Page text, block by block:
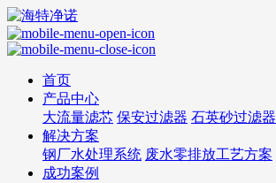
首页
产品中心
大流量滤芯 保安过滤器 石英砂过滤器
解决方案
钢厂水处理系统 废水零排放工艺方案
成功案例